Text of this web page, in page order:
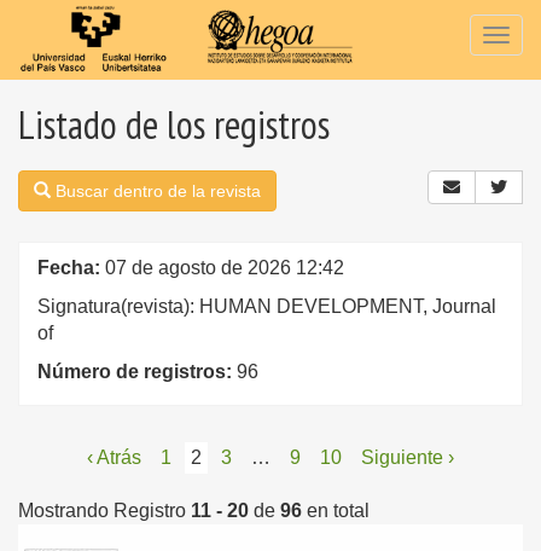
Listado de los registros
Buscar dentro de la revista
Fecha: 07 de agosto de 2026 12:42
Signatura(revista): HUMAN DEVELOPMENT, Journal
of
Número de registros: 96
‹ Atrás 1 2 3 … 9 10 Siguiente ›
Mostrando Registro 11 - 20 de 96 en total